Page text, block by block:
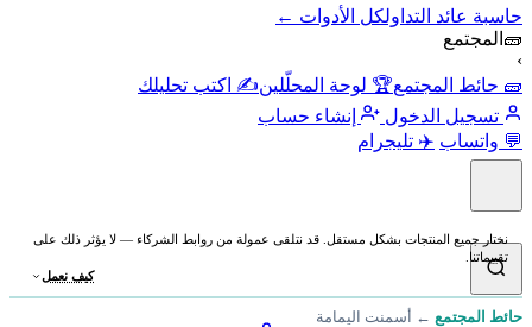
حاسبة عائد التداولكل الأدوات ←
🧱 المجتمع
›
🧱 حائط المجتمع🏆 لوحة المحلّلين✍️ اكتب تحليلك
تسجيل الدخول
إنشاء حساب
💬 واتساب ✈️ تليجرام
نختار جميع المنتجات بشكل مستقل. قد نتلقى عمولة من روابط الشركاء — لا يؤثر ذلك على
تقييماتنا.
كيف نعمل
حائط المجتمع ← أسمنت اليمامة